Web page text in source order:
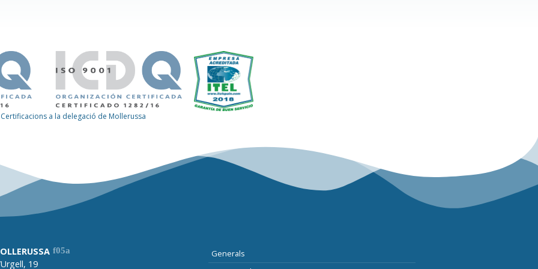
Certificacions a la delegació de Mollerussa
19
Generals